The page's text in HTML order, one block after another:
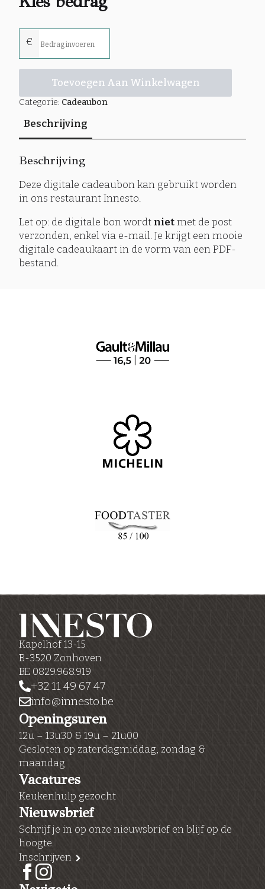
€
Toevoegen Aan Winkelwagen
Categorie: Cadeaubon
Beschrijving
Beschrijving
Deze digitale cadeaubon kan gebruikt worden
in ons restaurant Innesto.
Let op: de digitale bon wordt nietmet de post
verzonden, enkel via e-mail. Je krijgt een mooie
digitale cadeaukaart in de vorm van een PDF-
bestand.
Kapelhof 13-15
B-3520 Zonhoven
BE 0829.968.919
+32 11 49 67 47
info@innesto.be
Openingsuren
12u – 13u30 & 19u – 21u00
Gesloten op zaterdagmiddag, zondag &
maandag
Vacatures
Keukenhulp gezocht
Nieuwsbrief
Schrijf je in op onze nieuwsbrief en blijf op de
hoogte.
Inschrijven